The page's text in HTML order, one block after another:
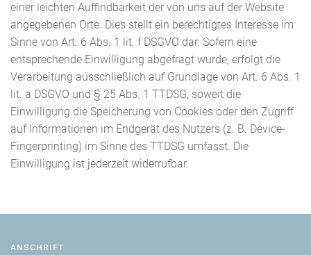
einer leichten Auffindbarkeit der von uns auf der Website
angegebenen Orte. Dies stellt ein berechtigtes Interesse im
Sinne von Art. 6 Abs. 1 lit. f DSGVO dar. Sofern eine
entsprechende Einwilligung abgefragt wurde, erfolgt die
Verarbeitung ausschließlich auf Grundlage von Art. 6 Abs. 1
lit. a DSGVO und § 25 Abs. 1 TTDSG, soweit die
Einwilligung die Speicherung von Cookies oder den Zugriff
auf Informationen im Endgerät des Nutzers (z. B. Device-
Fingerprinting) im Sinne des TTDSG umfasst. Die
Einwilligung ist jederzeit widerrufbar.
ANSCHRIFT